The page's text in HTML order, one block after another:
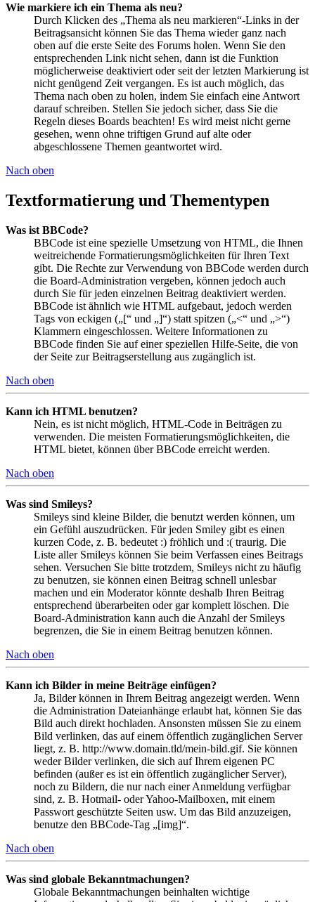
Wie markiere ich ein Thema als neu?
Durch Klicken des „Thema als neu markieren“-Links in der
Beitragsansicht können Sie das Thema wieder ganz nach
oben auf die erste Seite des Forums holen. Wenn Sie den
entsprechenden Link nicht sehen, dann ist die Funktion
möglicherweise deaktiviert oder seit der letzten Markierung ist
nicht genügend Zeit vergangen. Es ist auch möglich, das
Thema nach oben zu holen, indem Sie einfach eine Antwort
darauf schreiben. Stellen Sie jedoch sicher, dass Sie die
Regeln dieses Boards beachten! Es wird meist nicht gerne
gesehen, wenn ohne triftigen Grund auf alte oder
abgeschlossene Themen geantwortet wird.
Nach oben
Textformatierung und Thementypen
Was ist BBCode?
BBCode ist eine spezielle Umsetzung von HTML, die Ihnen
weitreichende Formatierungsmöglichkeiten für Ihren Text
gibt. Die Rechte zur Verwendung von BBCode werden durch
die Board-Administration vergeben, können jedoch auch
durch Sie für jeden einzelnen Beitrag deaktiviert werden.
BBCode ist ähnlich wie HTML aufgebaut, jedoch werden
Tags von eckigen („[“ und „]“) statt spitzen („<“ und „>“)
Klammern eingeschlossen. Weitere Informationen zu
BBCode finden Sie auf einer speziellen Hilfe-Seite, die von
der Seite zur Beitragserstellung aus zugänglich ist.
Nach oben
Kann ich HTML benutzen?
Nein, es ist nicht möglich, HTML-Code in Beiträgen zu
verwenden. Die meisten Formatierungsmöglichkeiten, die
HTML bietet, können über BBCode erreicht werden.
Nach oben
Was sind Smileys?
Smileys sind kleine Bilder, die benutzt werden können, um
ein Gefühl auszudrücken. Für jeden Smiley gibt es einen
kurzen Code, z. B. bedeutet :) fröhlich und :( traurig. Die
Liste aller Smileys können Sie beim Verfassen eines Beitrags
sehen. Versuchen Sie bitte trotzdem, Smileys nicht zu häufig
zu benutzen, sie können einen Beitrag schnell unlesbar
machen und ein Moderator könnte deshalb Ihren Beitrag
entsprechend überarbeiten oder gar komplett löschen. Die
Board-Administration kann auch die Anzahl der Smileys
begrenzen, die Sie in einem Beitrag benutzen können.
Nach oben
Kann ich Bilder in meine Beiträge einfügen?
Ja, Bilder können in Ihrem Beitrag angezeigt werden. Wenn
die Administration Dateianhänge erlaubt hat, können Sie das
Bild auch direkt hochladen. Ansonsten müssen Sie zu einem
Bild verlinken, das auf einem öffentlich zugänglichen Server
liegt, z. B. http://www.domain.tld/mein-bild.gif. Sie können
weder Bilder verlinken, die sich auf Ihrem eigenen PC
befinden (außer es ist ein öffentlich zugänglicher Server),
noch zu Bildern, die nur nach einer Anmeldung verfügbar
sind, z. B. Hotmail- oder Yahoo-Mailboxen, mit einem
Passwort geschützte Seiten usw. Um das Bild anzuzeigen,
benutze den BBCode-Tag „[img]“.
Nach oben
Was sind globale Bekanntmachungen?
Globale Bekanntmachungen beinhalten wichtige